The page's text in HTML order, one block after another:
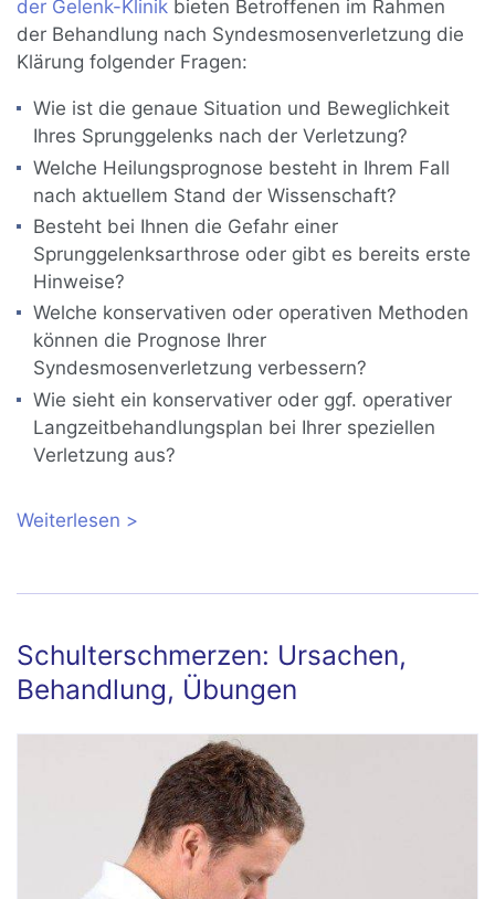
der Gelenk-Klinik bieten Betroffenen im Rahmen
der Behandlung nach Syndesmosenverletzung die
Klärung folgender Fragen:
Wie ist die genaue Situation und Beweglichkeit
Ihres Sprunggelenks nach der Verletzung?
Welche Heilungsprognose besteht in Ihrem Fall
nach aktuellem Stand der Wissenschaft?
Besteht bei Ihnen die Gefahr einer
Sprunggelenksarthrose oder gibt es bereits erste
Hinweise?
Welche konservativen oder operativen Methoden
können die Prognose Ihrer
Syndesmosenverletzung verbessern?
Wie sieht ein konservativer oder ggf. operativer
Langzeitbehandlungsplan bei Ihrer speziellen
Verletzung aus?
Weiterlesen über Syndesmosebandriss im
Schulterschmerzen: Ursachen,
Behandlung, Übungen